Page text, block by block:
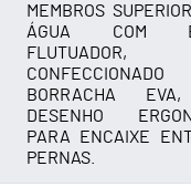
MEMBROS
ÁGUA COM
FLUTUADOR,
BORRACHA
DESENHO
PARA ENCAIXE
PERNAS.